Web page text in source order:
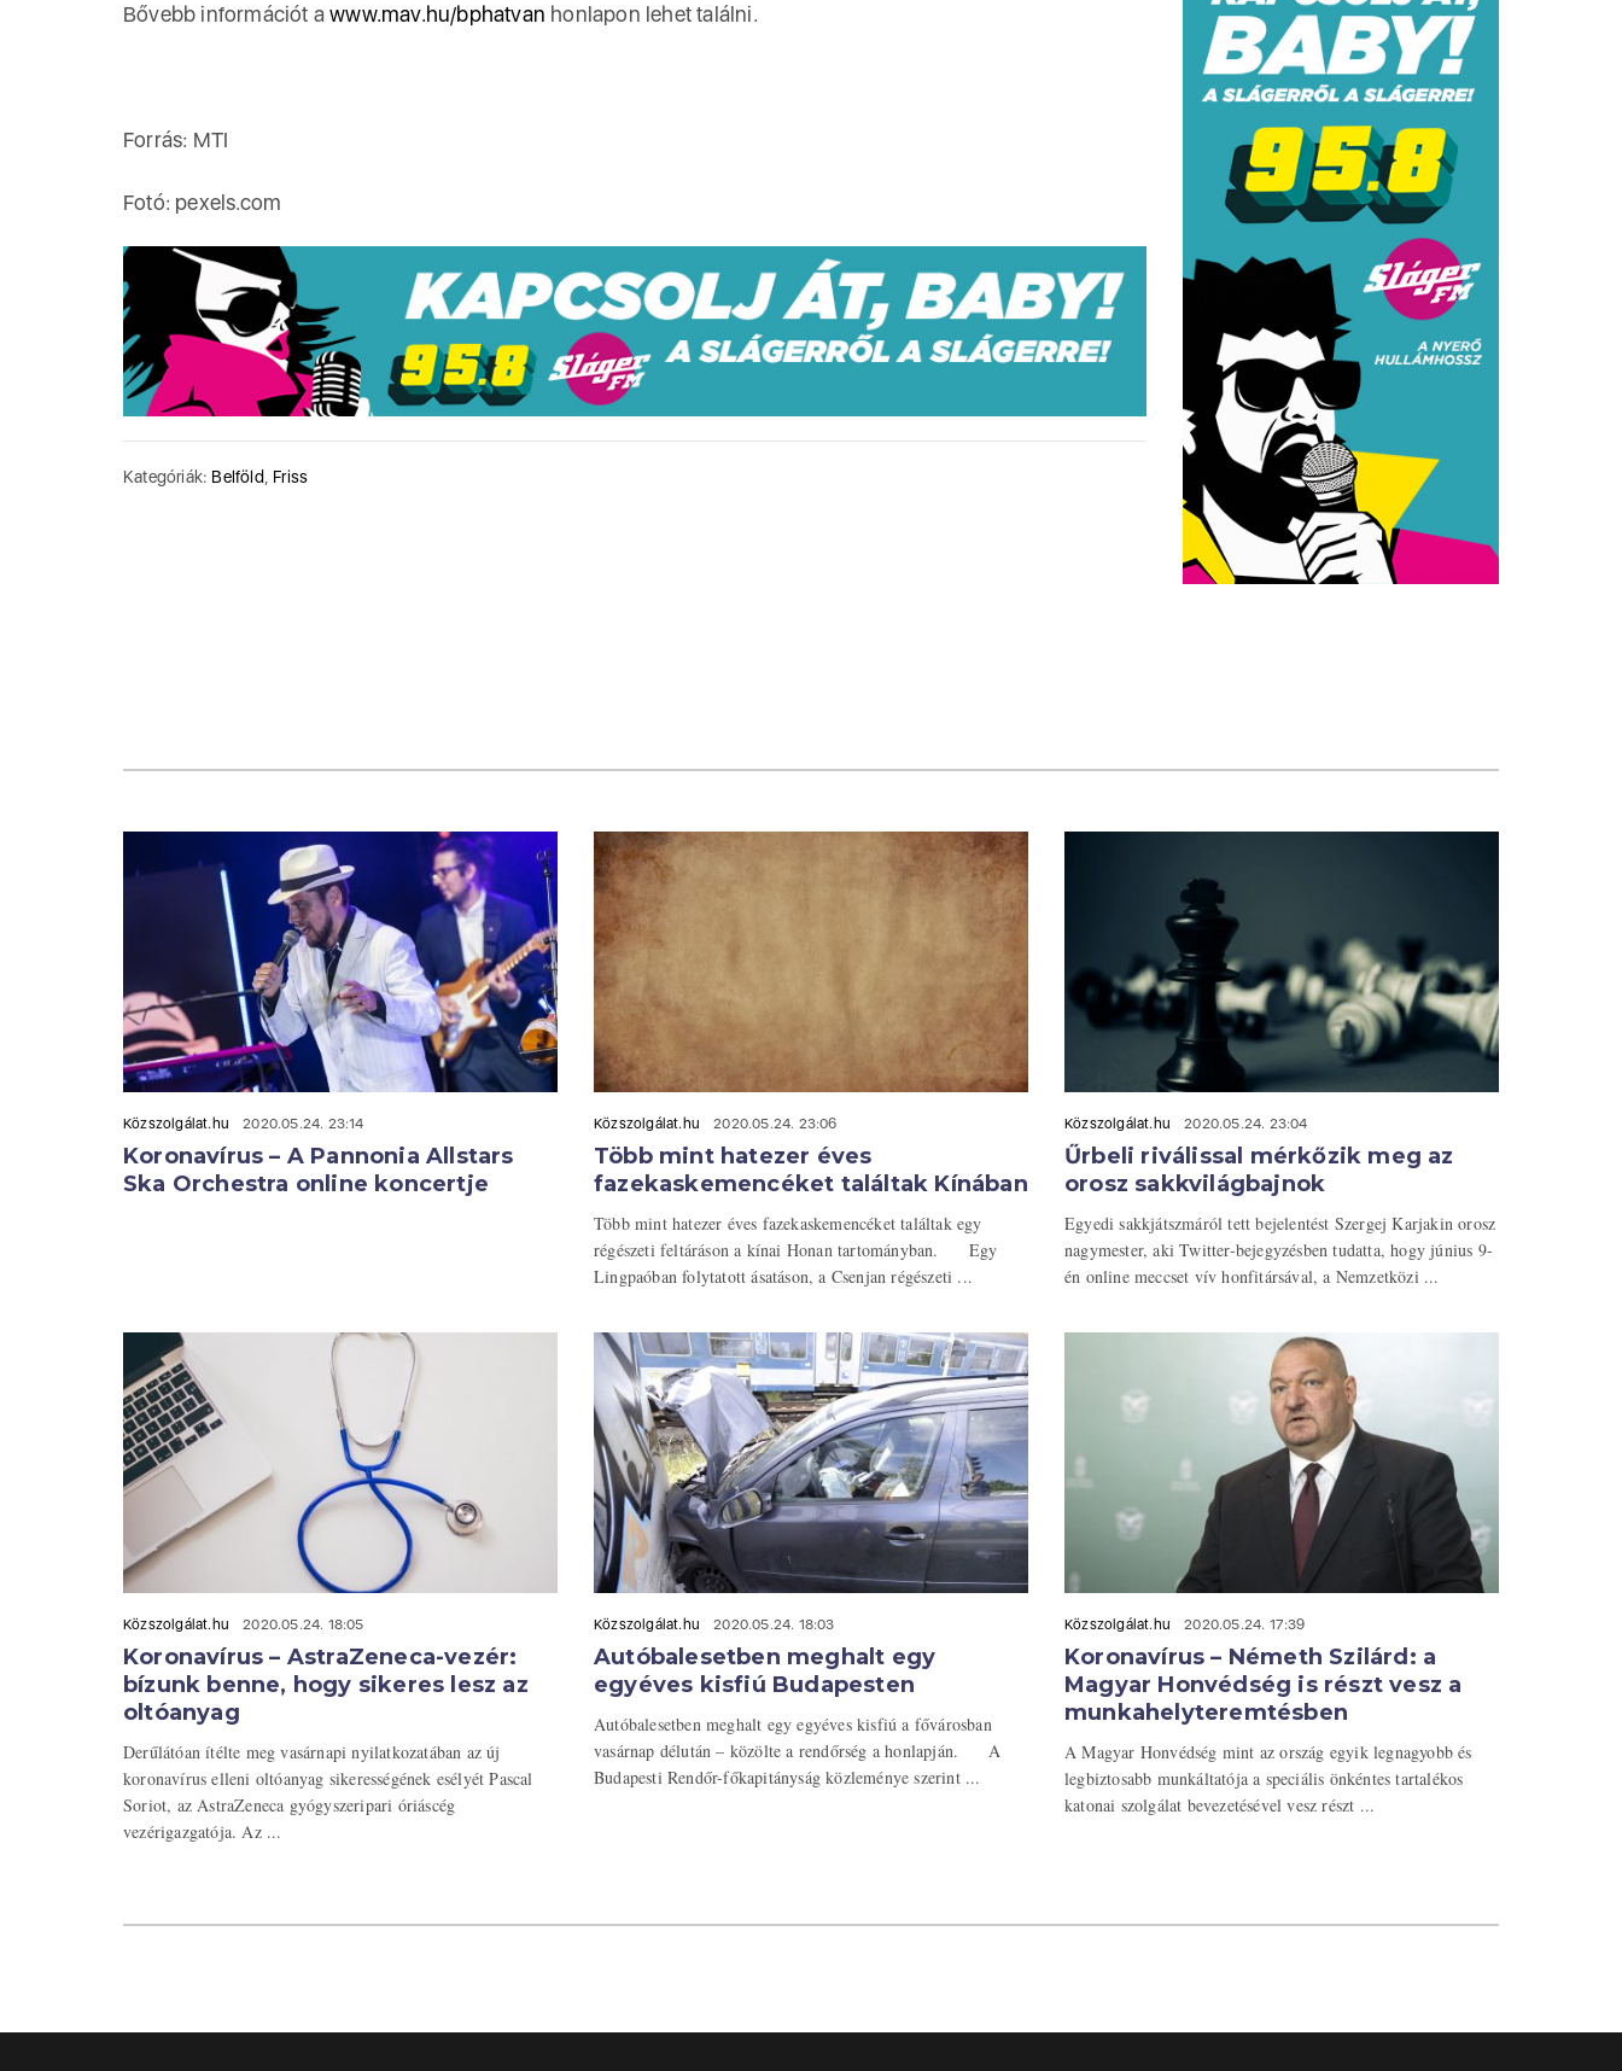
Bővebb információt awww.mav.hu/bphatvan honlapon lehet találni.
Forrás: MTI
Fotó: pexels.com
Kategóriák: Belföld, Friss
Közszolgálat.hu 2020.05.24. 23:14
Koronavírus – A Pannonia Allstars
Ska Orchestra online koncertje
Közszolgálat.hu 2020.05.24. 23:06
Több mint hatezer éves
fazekaskemencéket találtak Kínában
Több mint hatezer éves fazekaskemencéket találtak egy
régészeti feltáráson a kínai Honan tartományban. Egy
Lingpaóban folytatott ásatáson, a Csenjan régészeti ...
Közszolgálat.hu 2020.05.24. 23:04
Űrbeli riválissal mérkőzik meg az
orosz sakkvilágbajnok
Egyedi sakkjátszmáról tett bejelentést Szergej Karjakin orosz
nagymester, aki Twitter-bejegyzésben tudatta, hogy június 9-
én online meccset vív honfitársával, a Nemzetközi ...
Közszolgálat.hu 2020.05.24. 18:05
Koronavírus – AstraZeneca-vezér:
bízunk benne, hogy sikeres lesz az
oltóanyag
Derűlátóan ítélte meg vasárnapi nyilatkozatában az új
koronavírus elleni oltóanyag sikerességének esélyét Pascal
Soriot, az AstraZeneca gyógyszeripari óriáscég
vezérigazgatója. Az ...
Közszolgálat.hu 2020.05.24. 18:03
Autóbalesetben meghalt egy
egyéves kisfiú Budapesten
Autóbalesetben meghalt egy egyéves kisfiú a fővárosban
vasárnap délután – közölte a rendőrség a honlapján. A
Budapesti Rendőr-főkapitányság közleménye szerint ...
Közszolgálat.hu 2020.05.24. 17:39
Koronavírus – Németh Szilárd: a
Magyar Honvédség is részt vesz a
munkahelyteremtésben
A Magyar Honvédség mint az ország egyik legnagyobb és
legbiztosabb munkáltatója a speciális önkéntes tartalékos
katonai szolgálat bevezetésével vesz részt ...